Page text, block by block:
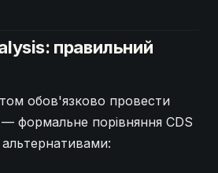
правильний
обов'язково провести
формальне порівняння CDS
альтернативами: